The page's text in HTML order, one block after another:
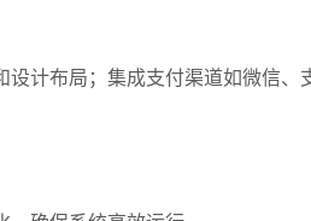
计布局；集成支付渠道如微信、
预约试用